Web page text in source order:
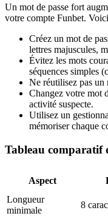
Un mot de passe fort
votre compte Funbet.
Créez un mot de
lettres majuscules,
Évitez les mots
séquences simples
Ne réutilisez pas un
Changez votre mot
activité suspecte.
Utilisez un
mémoriser chaque
Tableau comparatif
Aspect
Longueur
minimale
8